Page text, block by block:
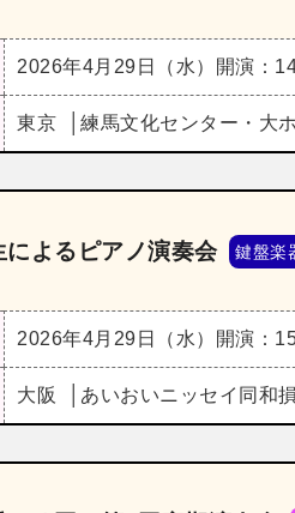
2026年4月29日（水） 開演：
東京 練馬文化センター・大
よるピアノ演奏会 鍵盤楽
2026年4月29日（水） 開演：
大阪 あいおいニッセイ同和